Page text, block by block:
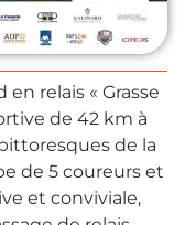
relais « Grasse
de 42 km à
de la
de 5 coureurs et
et conviviale,